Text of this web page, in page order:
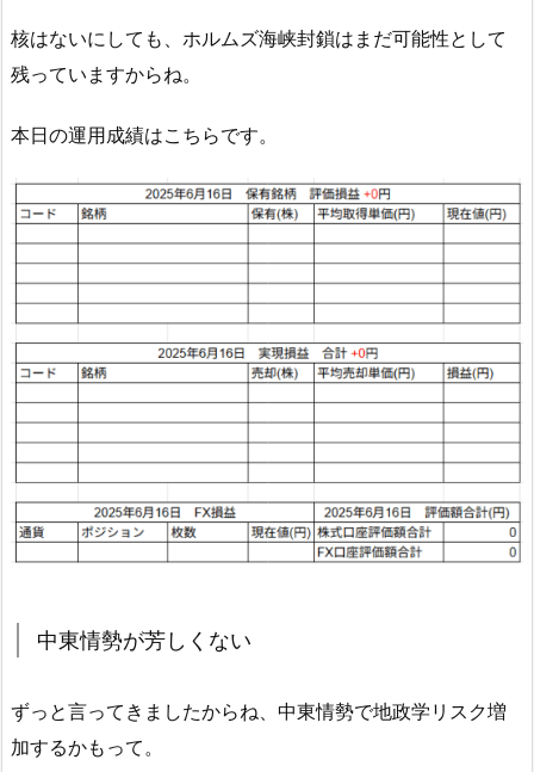
核はないにしても、ホルムズ海峡封鎖はまだ可能性として
残っていますからね。
本日の運用成績はこちらです。
中東情勢が芳しくない
ずっと言ってきましたからね、中東情勢で地政学リスク増
加するかもって。